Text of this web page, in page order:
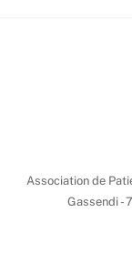
Association de
Gassendi -